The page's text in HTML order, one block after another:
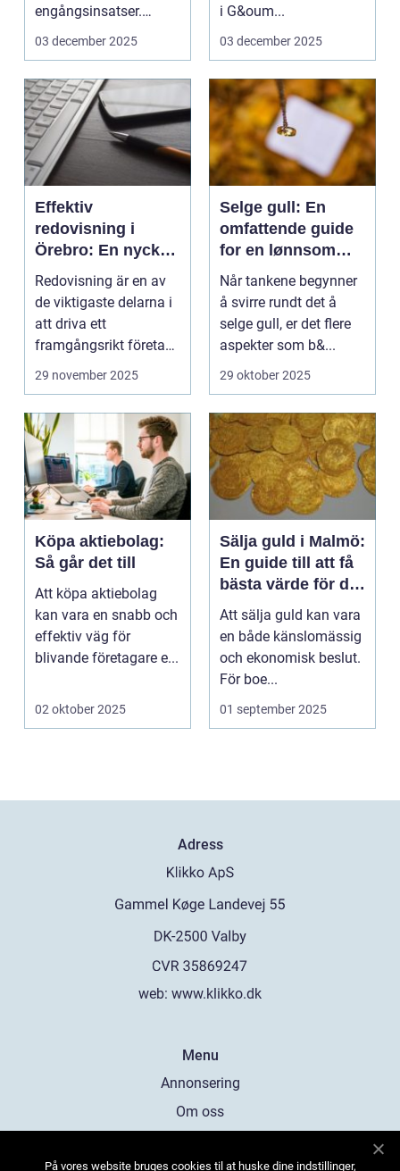
engångsinsatser.
Många ...
03 december 2025
i G&oum...
03 december 2025
Effektiv
redovisning i
Örebro: En nyckel
till framgång
Redovisning är en av
de viktigaste delarna i
att driva ett
framgångsrikt företag.
I ...
29 november 2025
Selge gull: En
omfattende guide
for en lønnsom
transaksjon
Når tankene begynner
å svirre rundt det å
selge gull, er det flere
aspekter som b&...
29 oktober 2025
Köpa aktiebolag:
Så går det till
Att köpa aktiebolag
kan vara en snabb och
effektiv väg för
blivande företagare e...
02 oktober 2025
Sälja guld i Malmö:
En guide till att få
bästa värde för ditt
guld
Att sälja guld kan vara
en både känslomässig
och ekonomisk beslut.
För boe...
01 september 2025
Adress
web: www.klikko.dk
Menu
Annonsering
Om oss
På vores website bruges cookies til at huske dine indstillinger,